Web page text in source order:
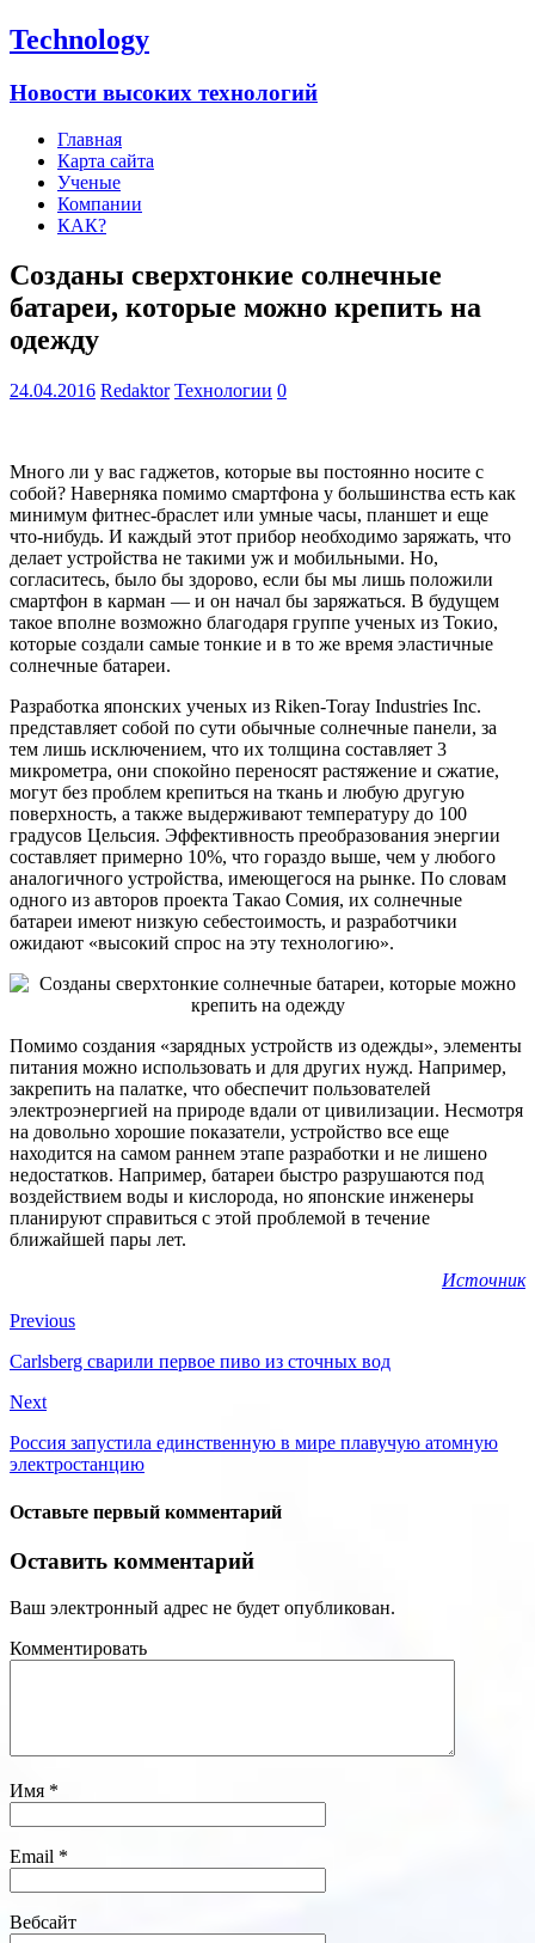
Technology
Новости высоких технологий
Главная
Карта сайта
Ученые
Компании
КАК?
Созданы сверхтонкие солнечные
батареи, которые можно крепить на
одежду
24.04.2016 Redaktor Технологии 0
Много ли у вас гаджетов, которые вы постоянно носите с
собой? Наверняка помимо смартфона у большинства есть как
минимум фитнес-браслет или умные часы, планшет и еще
что-нибудь. И каждый этот прибор необходимо заряжать, что
делает устройства не такими уж и мобильными. Но,
согласитесь, было бы здорово, если бы мы лишь положили
смартфон в карман — и он начал бы заряжаться. В будущем
такое вполне возможно благодаря группе ученых из Токио,
которые создали самые тонкие и в то же время эластичные
солнечные батареи.
Разработка японских ученых из Riken-Toray Industries Inc.
представляет собой по сути обычные солнечные панели, за
тем лишь исключением, что их толщина составляет 3
микрометра, они спокойно переносят растяжение и сжатие,
могут без проблем крепиться на ткань и любую другую
поверхность, а также выдерживают температуру до 100
градусов Цельсия. Эффективность преобразования энергии
составляет примерно 10%, что гораздо выше, чем у любого
аналогичного устройства, имеющегося на рынке. По словам
одного из авторов проекта Такао Сомия, их солнечные
батареи имеют низкую себестоимость, и разработчики
ожидают «высокий спрос на эту технологию».
Помимо создания «зарядных устройств из одежды», элементы
питания можно использовать и для других нужд. Например,
закрепить на палатке, что обеспечит пользователей
электроэнергией на природе вдали от цивилизации. Несмотря
на довольно хорошие показатели, устройство все еще
находится на самом раннем этапе разработки и не лишено
недостатков. Например, батареи быстро разрушаются под
воздействием воды и кислорода, но японские инженеры
планируют справиться с этой проблемой в течение
ближайшей пары лет.
Источник
Previous
Carlsberg сварили первое пиво из сточных вод
Next
Россия запустила единственную в мире плавучую атомную
электростанцию
Оставьте первый комментарий
Оставить комментарий
Ваш электронный адрес не будет опубликован.
Комментировать
Имя *
Email *
Вебсайт